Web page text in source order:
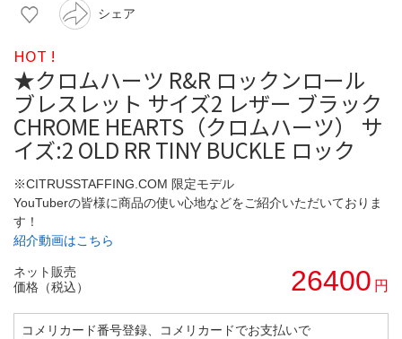
シェア
HOT !
★クロムハーツ R&R ロックンロール
ブレスレット サイズ2 レザー ブラック
CHROME HEARTS（クロムハーツ） サ
イズ:2 OLD RR TINY BUCKLE ロック
※CITRUSSTAFFING.COM 限定モデル
YouTuberの皆様に商品の使い心地などをご紹介いただいておりま
す！
紹介動画はこちら
ネット販売
価格（税込）
26400 円
コメリカード番号登録、コメリカードでお支払いで